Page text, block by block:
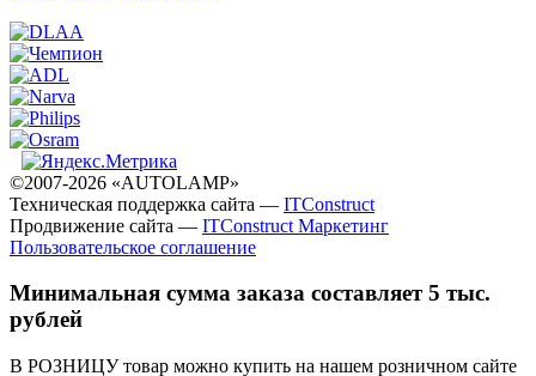
©2007-2026 «AUTOLAMP»
Техническая поддержка сайта — ITConstruct
Продвижение сайта — ITConstruct Маркетинг
Пользовательское соглашение
Минимальная сумма заказа составляет 5 тыс.
рублей
В РОЗНИЦУ товар можно купить на нашем розничном сайте